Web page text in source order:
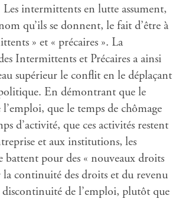
Les intermittents en lutte assument,
qu’ils se donnent, le fait d’être à
» et « précaires ». La
Intermittents et Précaires a ainsi
supérieur le conflit en le déplaçant
En démontrant que le
que le temps de chômage
d’activité, que ces activités restent
et aux institutions, les
battent pour des « nouveaux droits
la continuité des droits et du revenu
de l’emploi, plutôt que